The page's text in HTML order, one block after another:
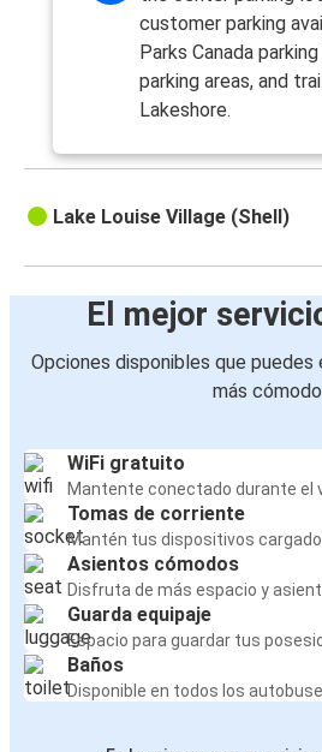
customer parking
Parks Canada
parking areas, and
Lakeshore.
Lake Louise Village (Shell)
El mejor
Opciones disponibles que puedes
más
WiFi gratuito
Mantente conectado durante el
Tomas de corriente
Mantén tus dispositivos
Asientos cómodos
Disfruta de más espacio y
Guarda equipaje
Espacio para guardar tus
Baños
Disponible en todos los